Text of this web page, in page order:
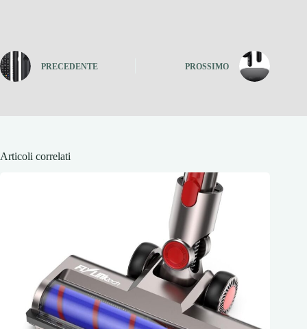
PRECEDENTE PROSSIMO
Articoli correlati